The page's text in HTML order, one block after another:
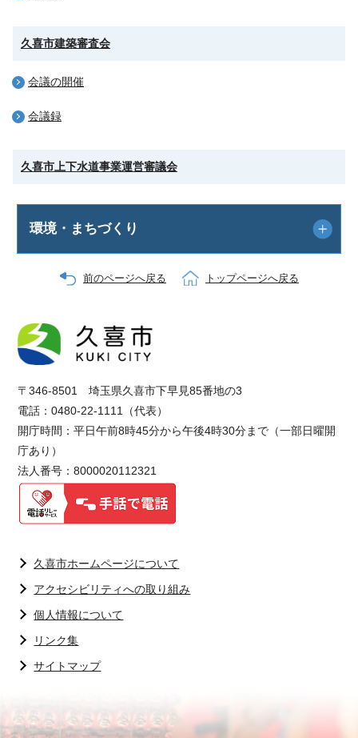
久喜市建築審査会
会議の開催
会議録
久喜市上下水道事業運営審議会
環境・まちづくり
前のページへ戻る トップページへ戻る
〒346-8501 埼玉県久喜市下早見85番地の3
電話：0480-22-1111（代表）
開庁時間：平日午前8時45分から午後4時30分まで（一部日曜開
庁あり）
法人番号：8000020112321
久喜市ホームページについて
アクセシビリティへの取り組み
個人情報について
リンク集
サイトマップ